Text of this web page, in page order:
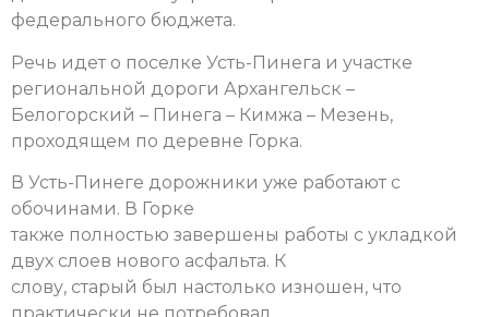
федерального бюджета.
Речь идет о поселке Усть-Пинега и участке
региональной дороги Архангельск –
Белогорский – Пинега – Кимжа – Мезень,
проходящем по деревне Горка.
В Усть-Пинеге дорожники уже работают с
обочинами. В Горке
также полностью завершены работы с укладкой
двух слоев нового асфальта. К
слову, старый был настолько изношен, что